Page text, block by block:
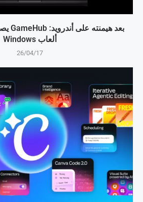
ألعاب Windows
26/04/17